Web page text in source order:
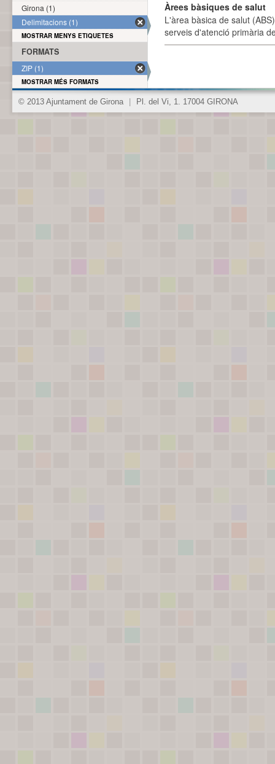
Àrees bàsiques de salut
L'àrea bàsica de salut
serveis d'atenció primària
Girona (1)
Delimitacions (1)
MOSTRAR MENYS ETIQUETES
FORMATS
ZIP (1)
MOSTRAR MÉS FORMATS
© 2013 Ajuntament de Girona Pl. del Vi, 1. 17004 GIRONA